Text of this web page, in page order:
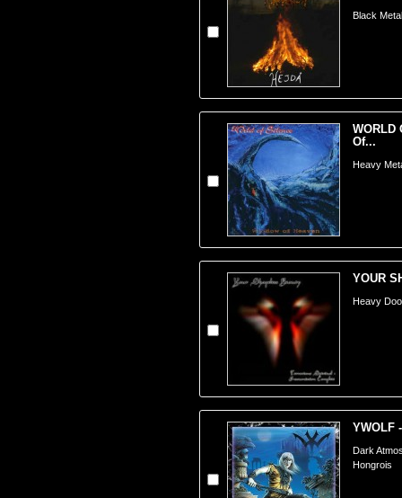
Black
WORLD
Of...
Heavy
YOUR
Heavy
YWOLF
Dark
Hongrois